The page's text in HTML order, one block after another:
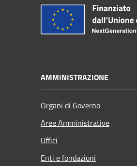
AMMINISTRAZIONE
Organi di Governo
Aree Amministrative
Uffici
Enti e fondazioni